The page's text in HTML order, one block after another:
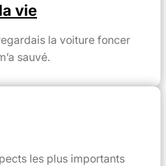
vie
la voiture foncer
sauvé.
les plus importants